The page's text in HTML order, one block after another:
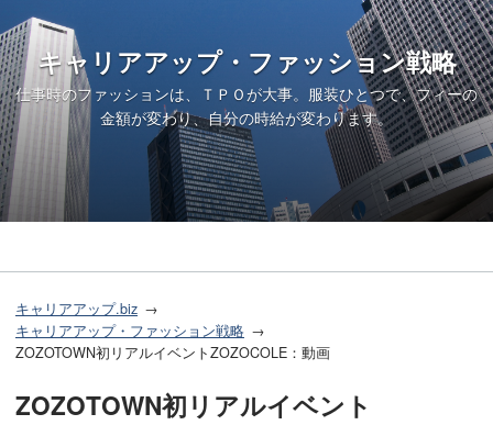
キャリアアップ・ファッション戦略
仕事時のファッションは、ＴＰＯが大事。服装ひとつで、フィーの
金額が変わり、自分の時給が変わります。
キャリアアップ.biz
キャリアアップ・ファッション戦略
ZOZOTOWN初リアルイベントZOZOCOLE：動画
ZOZOTOWN初リアルイベント